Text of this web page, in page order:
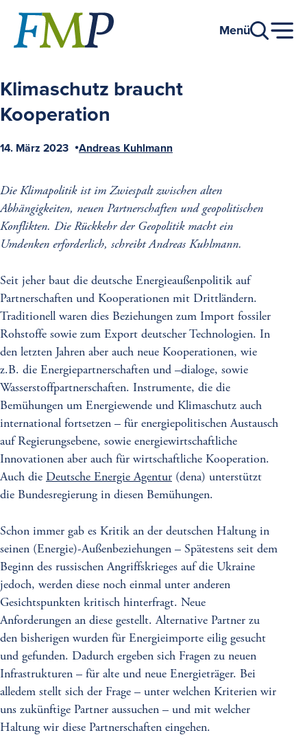
Hauptinhalt
Menü
Klimaschutz braucht
Kooperation
Veröffentlicht
14. März 2023 Autor
Andreas Kuhlmann
Die Klimapolitik ist im Zwiespalt zwischen alten
Abhängigkeiten, neuen Partnerschaften und geopolitischen
Konflikten. Die Rückkehr der Geopolitik macht ein
Umdenken erforderlich, schreibt Andreas Kuhlmann.
Seit jeher baut die deutsche Energieaußenpolitik auf
Partnerschaften und Kooperationen mit Drittländern.
Traditionell waren dies Beziehungen zum Import fossiler
Rohstoffe sowie zum Export deutscher Technologien. In
den letzten Jahren aber auch neue Kooperationen, wie
z.B. die Energiepartnerschaften und –dialoge, sowie
Wasserstoffpartnerschaften. Instrumente, die die
Bemühungen um Energiewende und Klimaschutz auch
international fortsetzen – für energiepolitischen Austausch
auf Regierungsebene, sowie energiewirtschaftliche
Innovationen aber auch für wirtschaftliche Kooperation.
Auch die Deutsche Energie Agentur (dena) unterstützt
die Bundesregierung in diesen Bemühungen.
Schon immer gab es Kritik an der deutschen Haltung in
seinen (Energie)-Außenbeziehungen – Spätestens seit dem
Beginn des russischen Angriffskrieges auf die Ukraine
jedoch, werden diese noch einmal unter anderen
Gesichtspunkten kritisch hinterfragt. Neue
Anforderungen an diese gestellt. Alternative Partner zu
den bisherigen wurden für Energieimporte eilig gesucht
und gefunden. Dadurch ergeben sich Fragen zu neuen
Infrastrukturen – für alte und neue Energieträger. Bei
alledem stellt sich der Frage – unter welchen Kriterien wir
uns zukünftige Partner aussuchen – und mit welcher
Haltung wir diese Partnerschaften eingehen.